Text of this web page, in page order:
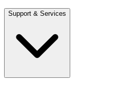
Support & Services